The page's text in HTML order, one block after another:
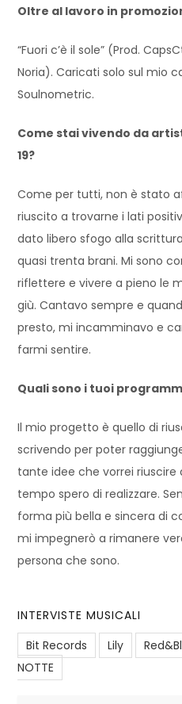
Oltre al lavoro in
“Fuori c’è il sole” (Prod.
Noria). Caricati solo sul mio
Soulnometric.
Come stai vivendo da
19?
Come per tutti, non è stato
riuscito a trovarne i lati
dato libero sfogo alla
quasi trenta brani. Mi sono
riflettere e vivere a pieno le
giù. Cantavo sempre e
presto, mi incamminavo e
farmi sentire.
Quali sono i tuoi
Il mio progetto è quello di
scrivendo per poter
tante idee che vorrei
tempo spero di realizzare.
forma più bella e sincera di
mi impegnerò a rimanere
persona che sono.
INTERVISTE MUSICALI
Bit Records
Lily
NOTTE